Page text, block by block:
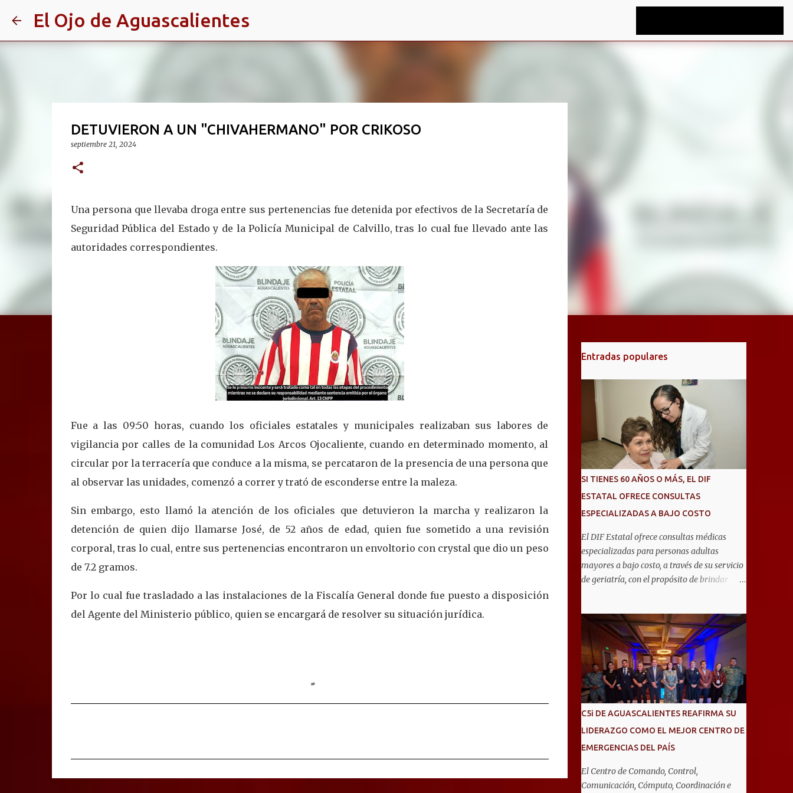
El Ojo de Aguascalientes
DETUVIERON A UN "CHIVAHERMANO" POR CRIKOSO
septiembre 21, 2024
Una persona que llevaba droga entre sus pertenencias fue detenida por efectivos de la Secretaría de
Seguridad Pública del Estado y de la Policía Municipal de Calvillo, tras lo cual fue llevado ante las
autoridades correspondientes.
Fue a las 09:50 horas, cuando los oficiales estatales y municipales realizaban sus labores de
vigilancia por calles de la comunidad Los Arcos Ojocaliente, cuando en determinado momento, al
circular por la terracería que conduce a la misma, se percataron de la presencia de una persona que
al observar las unidades, comenzó a correr y trató de esconderse entre la maleza.
Sin embargo, esto llamó la atención de los oficiales que detuvieron la marcha y realizaron la
detención de quien dijo llamarse José, de 52 años de edad, quien fue sometido a una revisión
corporal, tras lo cual, entre sus pertenencias encontraron un envoltorio con crystal que dio un peso
de 7.2 gramos.
Por lo cual fue trasladado a las instalaciones de la Fiscalía General donde fue puesto a disposición
del Agente del Ministerio público, quien se encargará de resolver su situación jurídica.
Entradas populares
SI TIENES 60 AÑOS O MÁS, EL DIF
ESTATAL OFRECE CONSULTAS
ESPECIALIZADAS A BAJO COSTO
El DIF Estatal ofrece consultas médicas
especializadas para personas adultas
mayores a bajo costo, a través de su servicio
de geriatría, con el propósito de brindar
calidad de vida. Aurora Jiménez Esquivel,
primera voluntaria y presidenta del DIF
Estatal, informó que la consulta de geriatría
se enfoca fundamentalmente en la
prevención, el diagnóstico y tratamiento de
las enfermedades más comunes en las
personas mayores de 60 años, como
alzhéimer, entre otros padecimientos.
"Nuestros adultos mayores son el corazón
respeto, cuidado y reconocimiento; por eso,
C5i DE AGUASCALIENTES REAFIRMA SU
LIDERAZGO COMO EL MEJOR CENTRO DE
EMERGENCIAS DEL PAÍS
El Centro de Comando, Control,
Comunicación, Cómputo, Coordinación e